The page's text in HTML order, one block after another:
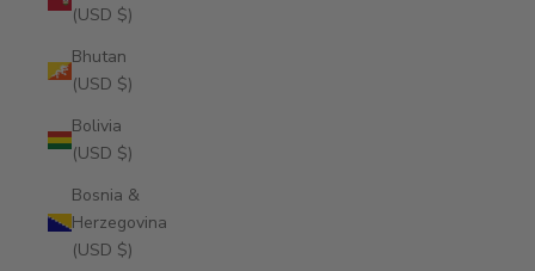
(USD $)
Bhutan
(USD $)
Bolivia
(USD $)
Bosnia &
Herzegovina
(USD $)